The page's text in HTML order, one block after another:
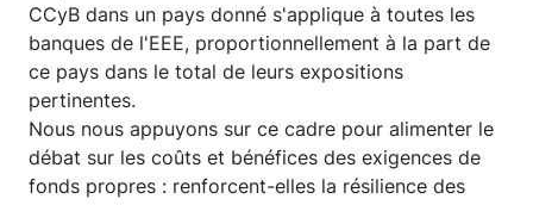
CCyB dans un pays donné s'applique à toutes les
banques de l'EEE, proportionnellement à la part de
ce pays dans le total de leurs expositions
pertinentes.
Nous nous appuyons sur ce cadre pour alimenter le
débat sur les coûts et bénéfices des exigences de
fonds propres : renforcent-elles la résilience des